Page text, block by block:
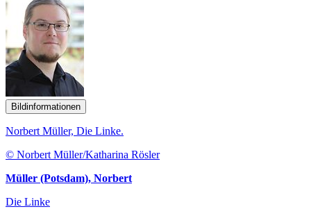
Bildinformationen
Norbert Müller, Die Linke.
© Norbert Müller/Katharina Rösler
Müller (Potsdam), Norbert
Die Linke